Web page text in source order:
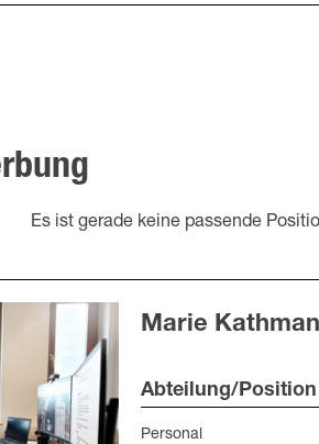
Es ist gerade keine passende
Marie
Abteilung/Position
Personal